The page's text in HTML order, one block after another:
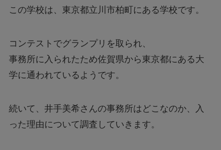
この学校は、東京都立川市柏町にある学校です。
コンテストでグランプリを取られ、
事務所に入られたため佐賀県から東京都にある大
学に通われているようです。
続いて、井手美希さんの事務所はどこなのか、入
った理由について調査していきます。